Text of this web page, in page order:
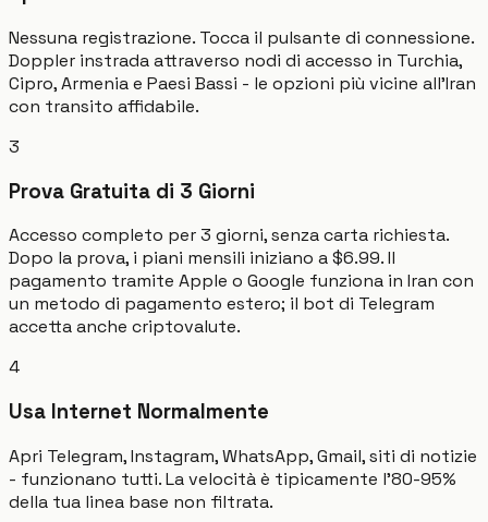
Nessuna registrazione. Tocca il pulsante di connessione.
Doppler instrada attraverso nodi di accesso in Turchia,
Cipro, Armenia e Paesi Bassi - le opzioni più vicine all'Iran
con transito affidabile.
3
Prova Gratuita di 3 Giorni
Accesso completo per 3 giorni, senza carta richiesta.
Dopo la prova, i piani mensili iniziano a $6.99. Il
pagamento tramite Apple o Google funziona in Iran con
un metodo di pagamento estero; il bot di Telegram
accetta anche criptovalute.
4
Usa Internet Normalmente
Apri Telegram, Instagram, WhatsApp, Gmail, siti di notizie
- funzionano tutti. La velocità è tipicamente l'80-95%
della tua linea base non filtrata.